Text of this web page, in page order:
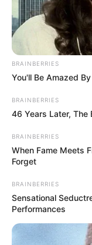
BRAINBERRIES
You'll Be Amazed
BRAINBERRIES
46 Years Later, The
BRAINBERRIES
When Fame Meets
Forget
BRAINBERRIES
Sensational
Performances